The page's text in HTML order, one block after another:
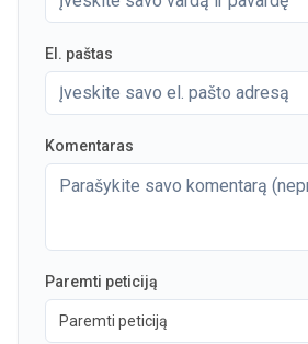
El. paštas
Komentaras
Paremti peticiją
Paremti peticiją